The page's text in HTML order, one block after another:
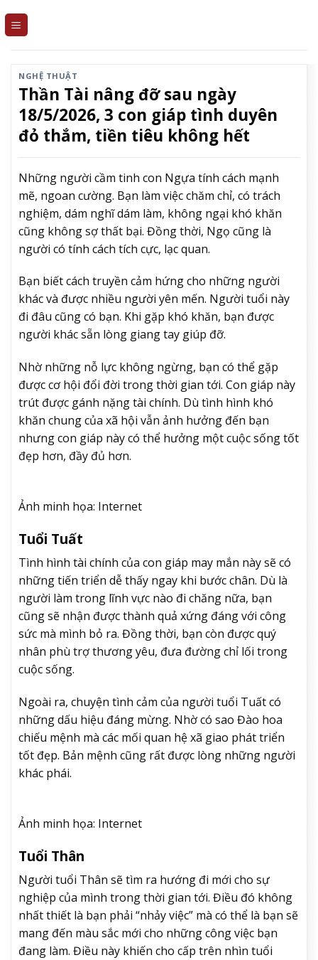
NGHỆ THUẬT
Thần Tài nâng đỡ sau ngày
18/5/2026, 3 con giáp tình duyên
đỏ thắm, tiền tiêu không hết
Những người cầm tinh con Ngựa tính cách mạnh
mẽ, ngoan cường. Bạn làm việc chăm chỉ, có trách
nghiệm, dám nghĩ dám làm, không ngại khó khăn
cũng không sợ thất bại. Đồng thời, Ngọ cũng là
người có tính cách tích cực, lạc quan.
Bạn biết cách truyền cảm hứng cho những người
khác và được nhiều người yên mến. Người tuổi này
đi đâu cũng có bạn. Khi gặp khó khăn, bạn được
người khác sẵn lòng giang tay giúp đỡ.
Nhờ những nỗ lực không ngừng, bạn có thể gặp
được cơ hội đổi đời trong thời gian tới. Con giáp này
trút được gánh nặng tài chính. Dù tình hình khó
khăn chung của xã hội vẫn ảnh hưởng đến bạn
nhưng con giáp này có thể hưởng một cuộc sống tốt
đẹp hơn, đầy đủ hơn.
Ảnh minh họa: Internet
Tuổi Tuất
Tình hình tài chính của con giáp may mắn này sẽ có
những tiến triển dễ thấy ngay khi bước chân. Dù là
người làm trong lĩnh vực nào đi chăng nữa, bạn
cũng sẽ nhận được thành quả xứng đáng với công
sức mà mình bỏ ra. Đồng thời, bạn còn được quý
nhân phù trợ thương yêu, đưa đường chỉ lối trong
cuộc sống.
Ngoài ra, chuyện tình cảm của người tuổi Tuất có
những dấu hiệu đáng mừng. Nhờ có sao Đào hoa
chiếu mệnh mà các mối quan hệ xã giao phát triển
tốt đẹp. Bản mệnh cũng rất được lòng những người
khác phái.
Ảnh minh họa: Internet
Tuổi Thân
Người tuổi Thân sẽ tìm ra hướng đi mới cho sự
nghiệp của mình trong thời gian tới. Điều đó không
nhất thiết là bạn phải “nhảy việc” mà có thể là bạn sẽ
mang đến màu sắc mới cho những công việc bạn
đang làm. Điều này khiến cho cấp trên nhìn tuổi